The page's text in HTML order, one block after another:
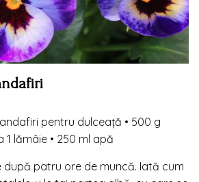
pentru dulceață • 500 g
1 lămâie • 250 ml apă
patru ore de muncă. Iată cum